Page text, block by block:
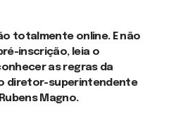
totalmente online. E não
inscrição, leia o
as regras da
diretor-superintendente
Magno.